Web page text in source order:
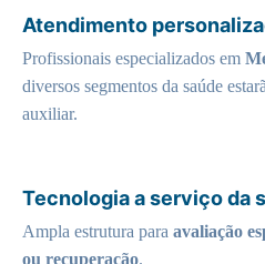
Atendimento
Profissionais especializados em
diversos segmentos da saúde
auxiliar.
Tecnologia a serviço da
Ampla estrutura para avaliação
ou recuperação.